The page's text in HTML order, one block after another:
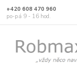
+420 608 470 960
po-pá 9 - 16 hod.